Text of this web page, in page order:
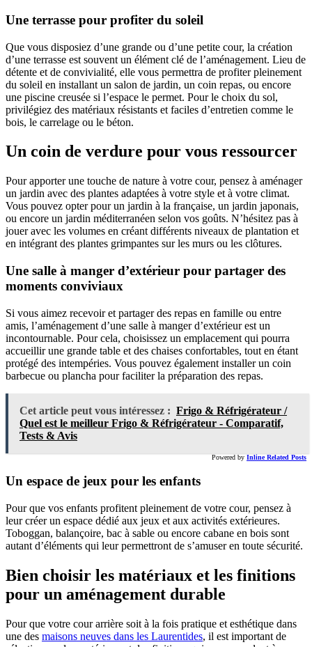
Une terrasse pour profiter du soleil
Que vous disposiez d’une grande ou d’une petite cour, la création
d’une terrasse est souvent un élément clé de l’aménagement. Lieu de
détente et de convivialité, elle vous permettra de profiter pleinement
du soleil en installant un salon de jardin, un coin repas, ou encore
une piscine creusée si l’espace le permet. Pour le choix du sol,
privilégiez des matériaux résistants et faciles d’entretien comme le
bois, le carrelage ou le béton.
Un coin de verdure pour vous ressourcer
Pour apporter une touche de nature à votre cour, pensez à aménager
un jardin avec des plantes adaptées à votre style et à votre climat.
Vous pouvez opter pour un jardin à la française, un jardin japonais,
ou encore un jardin méditerranéen selon vos goûts. N’hésitez pas à
jouer avec les volumes en créant différents niveaux de plantation et
en intégrant des plantes grimpantes sur les murs ou les clôtures.
Une salle à manger d’extérieur pour partager des
moments conviviaux
Si vous aimez recevoir et partager des repas en famille ou entre
amis, l’aménagement d’une salle à manger d’extérieur est un
incontournable. Pour cela, choisissez un emplacement qui pourra
accueillir une grande table et des chaises confortables, tout en étant
protégé des intempéries. Vous pouvez également installer un coin
barbecue ou plancha pour faciliter la préparation des repas.
Cet article peut vous intéressez : Frigo & Réfrigérateur /
Quel est le meilleur Frigo & Réfrigérateur - Comparatif,
Tests & Avis
Powered by Inline Related Posts
Un espace de jeux pour les enfants
Pour que vos enfants profitent pleinement de votre cour, pensez à
leur créer un espace dédié aux jeux et aux activités extérieures.
Toboggan, balançoire, bac à sable ou encore cabane en bois sont
autant d’éléments qui leur permettront de s’amuser en toute sécurité.
Bien choisir les matériaux et les finitions
pour un aménagement durable
Pour que votre cour arrière soit à la fois pratique et esthétique dans
une des maisons neuves dans les Laurentides, il est important de